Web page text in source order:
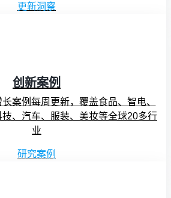
更新洞察
创新案例
案例每周更新，覆盖食品、智电、
、汽车、服装、美妆等全球20多行
业
研究案例